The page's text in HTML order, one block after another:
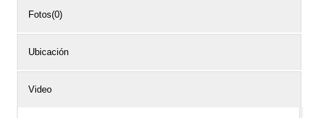
Fotos(0)
Ubicación
Video